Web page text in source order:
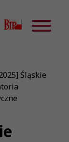
Śląskie